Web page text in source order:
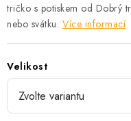
tričko s potiskem od Dobrý
nebo svátku. Více informací
Velikost